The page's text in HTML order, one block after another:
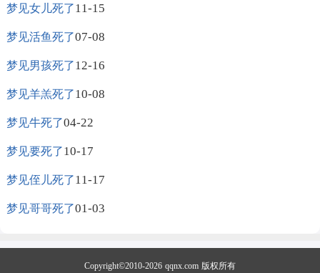
梦见女儿死了11-15
梦见活鱼死了07-08
梦见男孩死了12-16
梦见羊羔死了10-08
梦见牛死了04-22
梦见要死了10-17
梦见侄儿死了11-17
梦见哥哥死了01-03
Copyright©2010-2026 qqnx.com 版权所有